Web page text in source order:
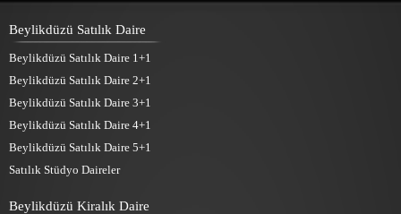
Beylikdüzü Satılık Daire
Beylikdüzü Satılık Daire 1+1
Beylikdüzü Satılık Daire 2+1
Beylikdüzü Satılık Daire 3+1
Beylikdüzü Satılık Daire 4+1
Beylikdüzü Satılık Daire 5+1
Satılık Stüdyo Daireler
Beylikdüzü Kiralık Daire